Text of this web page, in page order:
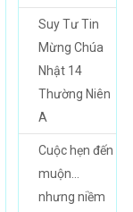
Suy Tư Tin
Mừng Chúa
Nhật 14
Thường Niên
A
Cuộc hẹn đến
muộn…
nhưng niềm